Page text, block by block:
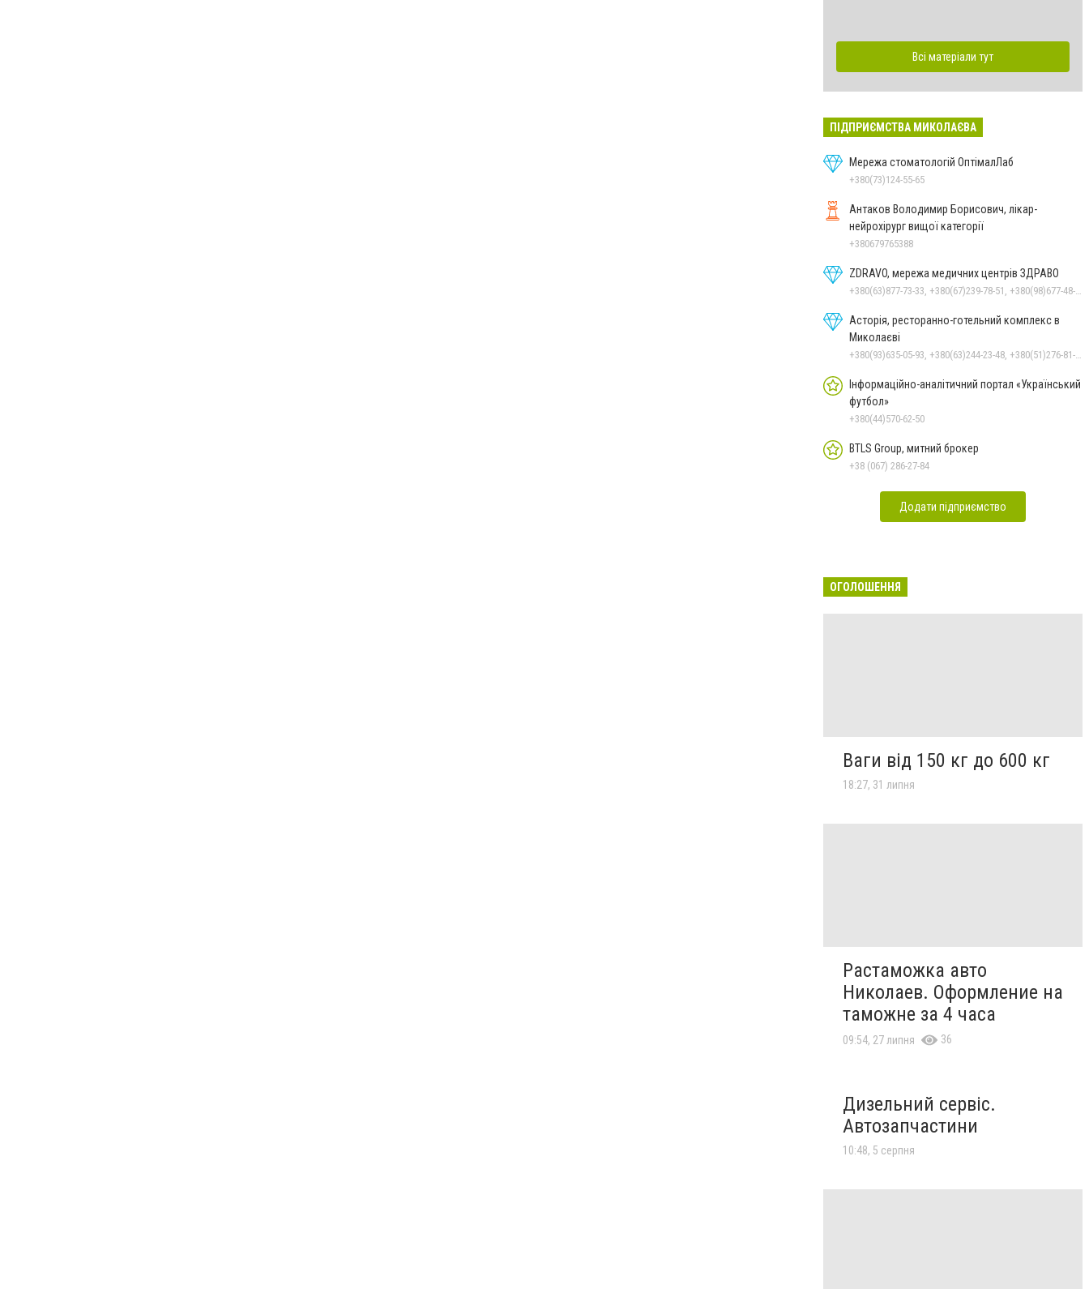
Всі матеріали тут
ПІДПРИЄМСТВА МИКОЛАЄВА
Мережа стоматологій ОптімалЛаб
+380(73)124-55-65
Антаков Володимир Борисович, лікар-
нейрохірург вищої категорії
+380679765388
ZDRAVO, мережа медичних центрів ЗДРАВО
Асторія, ресторанно-готельний комплекс в
Миколаєві
Інформаційно-аналітичний портал «Український
футбол»
+380(44)570-62-50
BTLS Group, митний брокер
+38 (067) 286-27-84
Додати підприємство
ОГОЛОШЕННЯ
Ваги від 150 кг до 600 кг
18:27, 31 липня
Растаможка авто
Николаев. Оформление на
таможне за 4 часа
09:54, 27 липня 36
Дизельний сервіс.
Автозапчастини
10:48, 5 серпня